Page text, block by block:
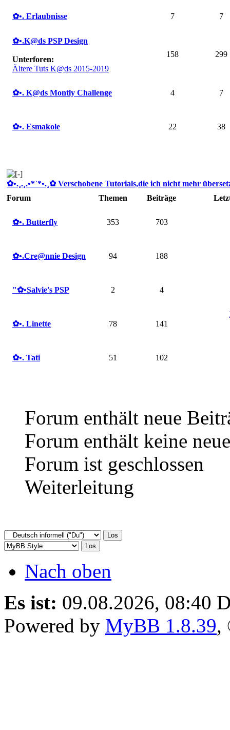
✿ •. Erlaubnisse 7 7
✿ •.K@ds PSP Design
Unterforen:
Ältere Tuts K@ds 2015-2019
158 299
✿ •. K@ds Montly Challenge 4 7
✿ •. Esmakole 22 38
✿ •.¸.¸.•*`*•.¸✿ Verschobene Tutorials,die ich nicht mehr
Forum
Themen Beiträge
✿ •. Butterfly 353 703
✿ •.Cre@nnie Design 94 188
"✿ •Salvie's PSP 2 4
✿ •. Linette 78 141
✿ •. Tati 51 102
Forum enthält neue
Forum enthält keine
Forum ist geschlossen
Weiterleitung
Nach oben
Es ist: 09.08.2026, 08:40
Powered by MyBB 1.8.39,